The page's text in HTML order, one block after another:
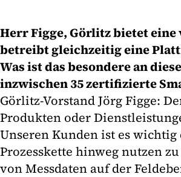
Herr Figge, Görlitz bietet eine
betreibt gleichzeitig eine
Was ist das besondere an
inzwischen 35 zertifizierte
Görlitz-Vorstand Jörg Figge:
Produkten oder
Unseren Kunden ist es
Prozesskette hinweg nutzen
von Messdaten auf der